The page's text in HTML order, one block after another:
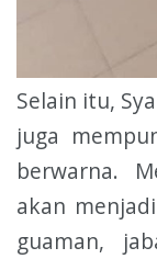
Selain itu,
juga
berwarna.
akan
guaman,